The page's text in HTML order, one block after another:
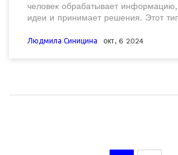
человек обрабатывает
идеи и принимает решения. Этот
такие процессы, как анализ, синтез и
каждодневную жизнь.
Людмила Синицина окт, 6 2024